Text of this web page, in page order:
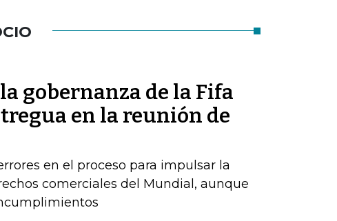
gobernanza de la Fifa
en la reunión de
en el proceso para impulsar la
comerciales del Mundial, aunque